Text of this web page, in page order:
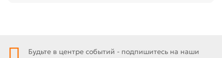
таблички по вашим требованиям и пожеланиям.
Будьте в центре событий - подпишитесь на наши